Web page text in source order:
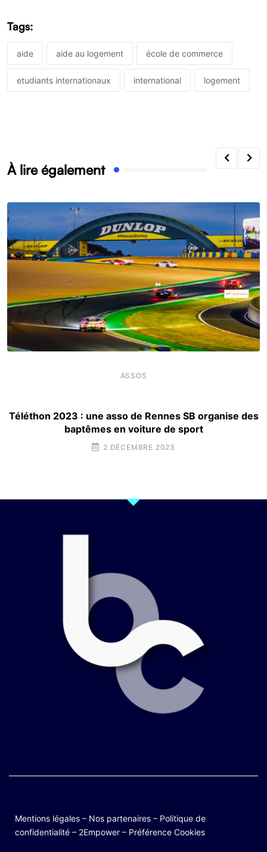
Tags:
aide aide au logement école de commerce
etudiants internationaux international logement
À lire également
ASSOS
Téléthon 2023 : une asso de Rennes SB organise des
baptêmes en voiture de sport
2 DÉCEMBRE 2023
Mentions légales – Nos partenaires – Politique de
confidentialité – 2Empower – Préférence Cookies